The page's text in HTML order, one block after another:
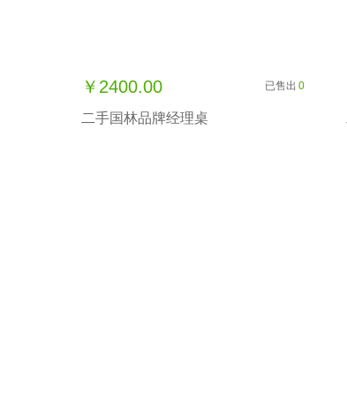
￥2400.00 已售出 0
二手国林品牌经理桌